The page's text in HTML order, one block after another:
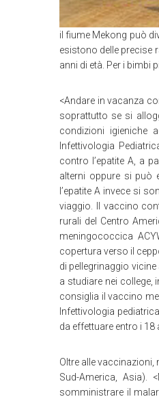
il fiume Mekong può
esistono delle precise
anni di età. Per i bimbi
<Andare in vacanza
soprattutto se si
condizioni igieniche
Infettivologia
contro l’epatite A, a
alterni oppure si può
l’epatite A invece si
viaggio. Il vaccino
rurali del Centro
meningococcica
copertura verso il
di pellegrinaggio
a studiare nei college,
consiglia il vaccino
Infettivologia
da effettuare entro i 18
Oltre alle
Sud-America,
somministrare il